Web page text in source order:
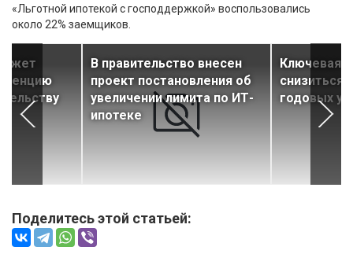
«Льготной ипотекой с господдержкой» воспользовались
около 22% заемщиков.
В правительство внесен
проект постановления об
увеличении лимита по ИТ-
ипотеке
Ключевая
снизиться
годовых
Поделитесь этой статьей: